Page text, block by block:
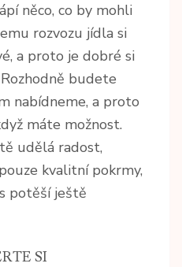
něco, co by mohli
rozvozu jídla si
a proto je dobré si
budete
nabídneme, a proto
máte možnost.
udělá radost,
kvalitní pokrmy,
potěší ještě
SI